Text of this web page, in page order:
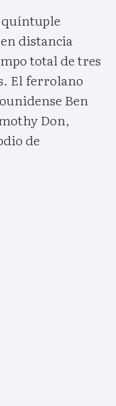
quíntuple
distancia
total de tres
El ferrolano
Ben
Don,
de